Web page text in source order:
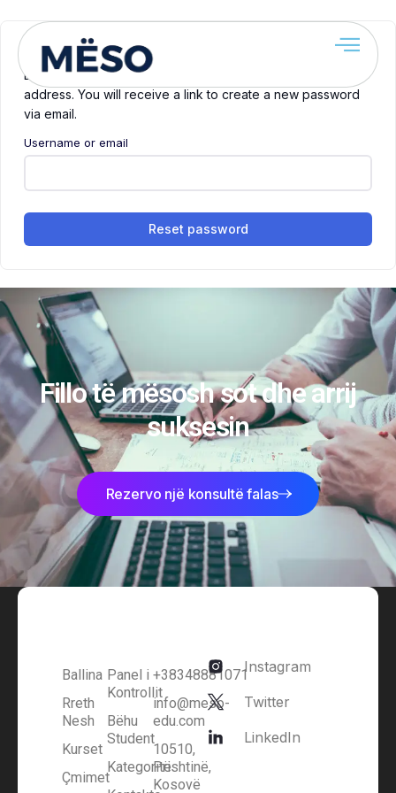
Lost your password? Please enter your username or email
address. You will receive a link to create a new password
via email.
Username or email
Reset password
Fillo të mësosh sot dhe arrij
suksesin
Rezervo një konsultë falas
Ballina
Rreth
Nesh
Kurset
Çmimet
Panel i
Kontrollit
Bëhu
Student
Kategoritë
+38348881071
info@meso-
edu.com
10510,
Prishtinë,
Kosovë
Instagram
Twitter
LinkedIn